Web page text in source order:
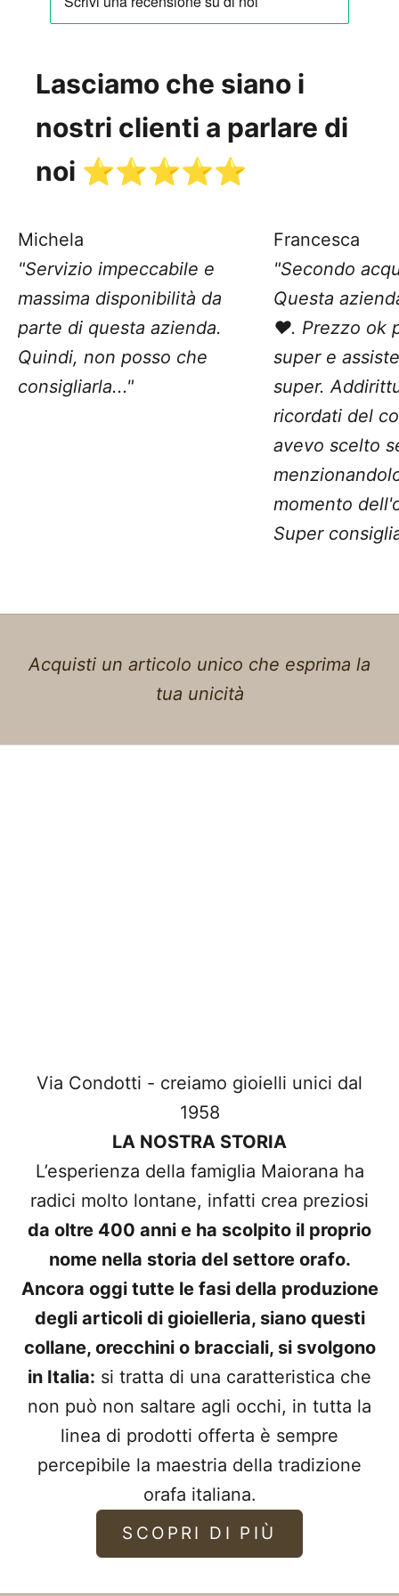
Lasciamo che siano i
nostri clienti a parlare di
noi ⭐️⭐️⭐️⭐️⭐️
Michela
"Servizio impeccabile e
massima disponibilità da
parte di questa azienda.
Quindi, non posso che
consigliarla..."
Francesca
"Secondo
Questa
❤️. Prezzo ok
super e
super.
ricordati del
avevo scelto
momento
Super
Acquisti un articolo unico che esprima la
tua unicità
Via Condotti - creiamo gioielli unici dal
1958
LA NOSTRA STORIA
L’esperienza della famiglia Maiorana ha
radici molto lontane, infatti crea preziosi
da oltre 400 anni e ha scolpito il proprio
nome nella storia del settore orafo.
Ancora oggi tutte le fasi della produzione
degli articoli di gioielleria, siano questi
collane, orecchini o bracciali, si svolgono
in Italia: si tratta di una caratteristica che
non può non saltare agli occhi, in tutta la
linea di prodotti offerta è sempre
percepibile la maestria della tradizione
orafa italiana.
SCOPRI DI PIÙ